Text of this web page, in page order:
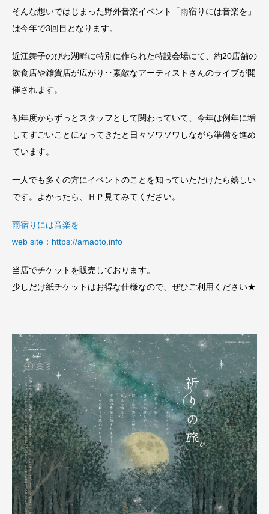
そんな想いではじまった野外音楽イベント「雨宿りには音楽を」
は今年で3回目となります。
近江舞子のびわ湖畔に特別に作られた特設会場にて、約20店舗の
飲食店や雑貨店が広がり‥素敵なアーティストさんのライブが開
催されます。
初年度からずっとスタッフとして関わっていて、今年は例年に増
してすごいことになってきたと日々ソワソワしながら準備を進め
ています。
一人でも多くの方にイベントのことを知っていただけたら嬉しい
です。よかったら、ＨＰ見てみてください。
雨宿りには音楽を
web site：https://amaoto.info
当店でチケットを販売しております。
少しだけ紙チケットはお得な仕様なので、ぜひご利用ください★